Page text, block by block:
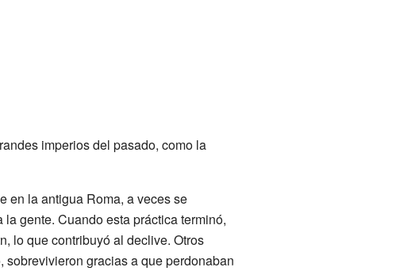
imperios del pasado, como la
en la antigua Roma, a veces se
gente. Cuando esta práctica terminó,
lo que contribuyó al declive. Otros
gracias a que perdonaban